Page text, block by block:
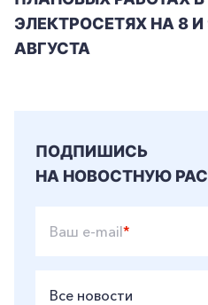
ЭЛЕКТРОСЕТЯХ НА 8 И
АВГУСТА
ПОДПИШИСЬ
НА НОВОСТНУЮ
Ваш e-mail*
Все новости